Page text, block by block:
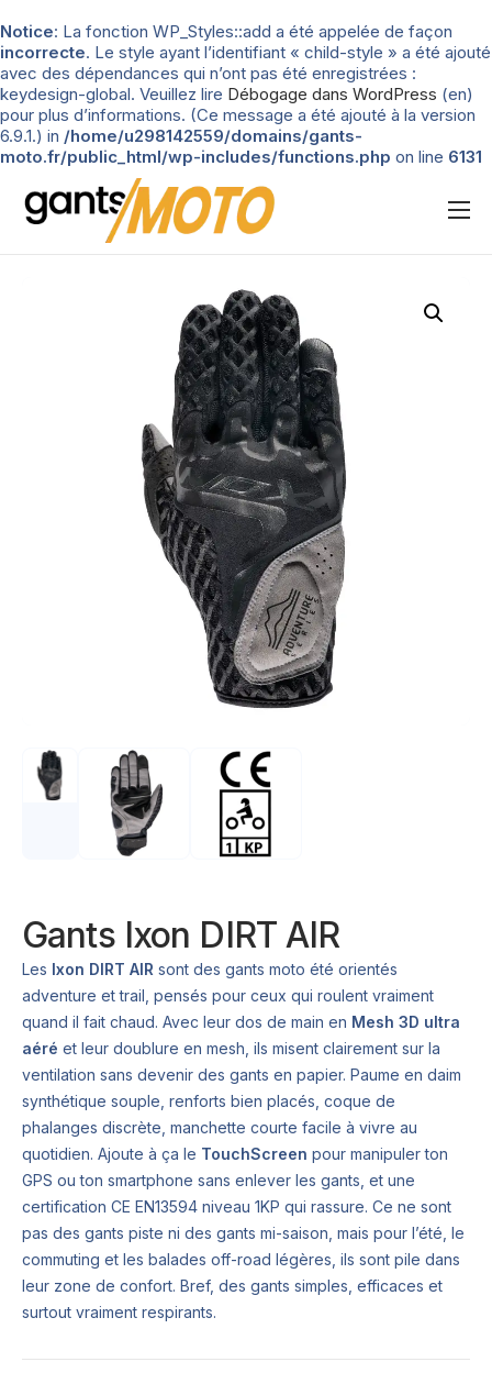
Notice: La fonction WP_Styles::add a été appelée de façon
incorrecte. Le style ayant l’identifiant « child-style » a été ajouté
avec des dépendances qui n’ont pas été enregistrées :
keydesign-global. Veuillez lire Débogage dans WordPress (en)
pour plus d’informations. (Ce message a été ajouté à la version
6.9.1.) in /home/u298142559/domains/gants-
moto.fr/public_html/wp-includes/functions.php on line 6131
Nos tests
Gants Ixon DIRT AIR
Les Ixon DIRT AIR sont des gants moto été orientés
adventure et trail, pensés pour ceux qui roulent vraiment
quand il fait chaud. Avec leur dos de main en Mesh 3D ultra
aéré et leur doublure en mesh, ils misent clairement sur la
ventilation sans devenir des gants en papier. Paume en daim
synthétique souple, renforts bien placés, coque de
phalanges discrète, manchette courte facile à vivre au
quotidien. Ajoute à ça le TouchScreen pour manipuler ton
GPS ou ton smartphone sans enlever les gants, et une
certification CE EN13594 niveau 1KP qui rassure. Ce ne sont
pas des gants piste ni des gants mi-saison, mais pour l’été, le
commuting et les balades off-road légères, ils sont pile dans
leur zone de confort. Bref, des gants simples, efficaces et
surtout vraiment respirants.